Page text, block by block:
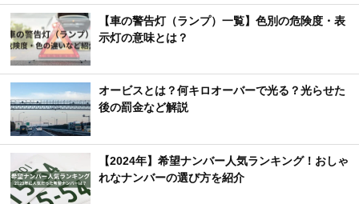
【車の警告灯（ランプ）一覧】色別の危険度・表
示灯の意味とは？
オービスとは？何キロオーバーで光る？光らせた
後の罰金など解説
【2024年】希望ナンバー人気ランキング！おしゃ
れなナンバーの選び方を紹介